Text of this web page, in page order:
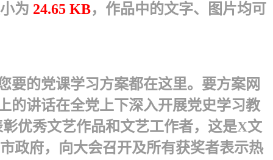
为 24.65 KB，作品中的文字、图片均可
要的党课学习方案都在这里。要方案网
的讲话在全党上下深入开展党史学习教
优秀文艺作品和文艺工作者，这是X文
政府，向大会召开及所有获奖者表示热